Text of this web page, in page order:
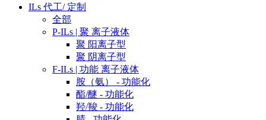
ILs 代工/ 定制
全部
P-ILs | 聚 离子液体
聚 阳离子型
聚 阴离子型
F-ILs | 功能 离子液体
胺（氨） - 功能化
酯/醚 - 功能化
羟/羧 - 功能化